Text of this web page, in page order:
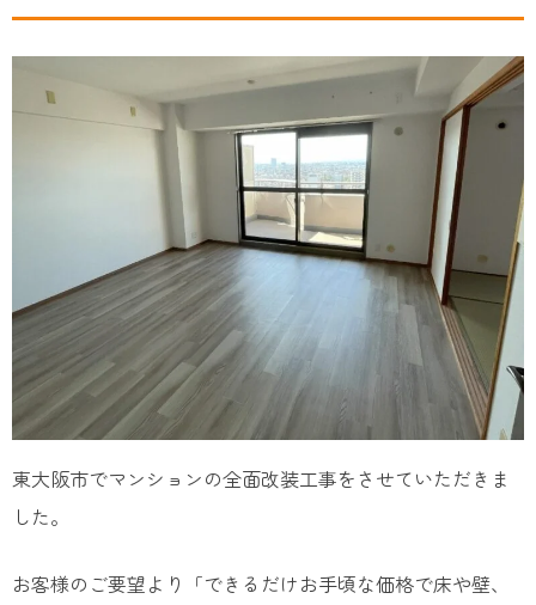
東大阪市でマンションの全面改装工事をさせていただきま
した。
お客様のご要望より「できるだけお手頃な価格で床や壁、